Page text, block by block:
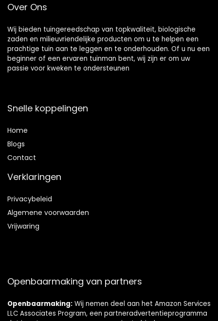
Over Ons
Wij bieden tuingereedschap van topkwaliteit, biologische
zaden en milieuvriendelijke producten om u te helpen een
prachtige tuin aan te leggen en te onderhouden. Of u nu een
beginner of een ervaren tuinman bent, wij zijn er om uw
passie voor kweken te ondersteunen
Snelle koppelingen
Home
Blogs
Contact
Verklaringen
Privacybeleid
Algemene voorwaarden
Vrijwaring
Openbaarmaking van partners
Openbaarmaking: Wij nemen deel aan het Amazon Services
LLC Associates Program, een partneradvertentieprogramma